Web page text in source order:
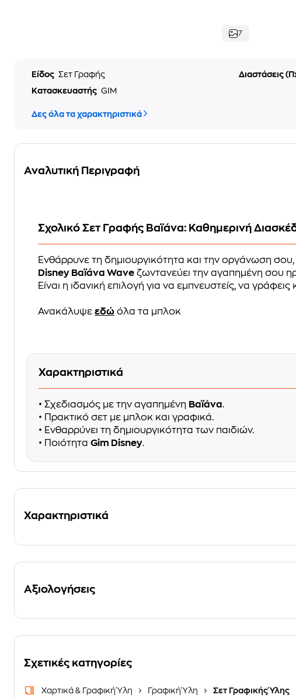
7
Είδος Σετ Γραφής Διαστάσεις
Κατασκευαστής GIM
Δες όλα τα χαρακτηριστικά
Αναλυτική Περιγραφή
Σχολικό Σετ Γραφής Βαϊάνα: Καθημερινή
Ενθάρρυνε τη δημιουργικότητα και την οργάνωση
Disney Βαϊάνα Wave ζωντανεύει την αγαπημένη σου
Είναι η ιδανική επιλογή για να εμπνευστείς, να
Ανακάλυψε εδώ όλα τα μπλοκ
Χαρακτηριστικά
• Σχεδιασμός με την αγαπημένη Βαϊάνα.
• Πρακτικό σετ με μπλοκ και γραφικά.
• Ενθαρρύνει τη δημιουργικότητα των παιδιών.
• Ποιότητα Gim Disney.
Χαρακτηριστικά
Αξιολογήσεις
Σχετικές κατηγορίες
Χαρτικά & Γραφική Ύλη Γραφική Ύλη Σετ Γραφικής Ύλης